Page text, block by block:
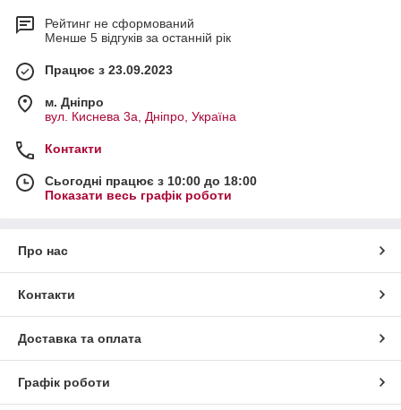
Рейтинг не сформований
Менше 5 відгуків за останній рік
Працює з 23.09.2023
м. Дніпро
вул. Киснева 3а, Дніпро, Україна
Контакти
Сьогодні працює з 10:00 до 18:00
Показати весь графік роботи
Про нас
Контакти
Доставка та оплата
Графік роботи